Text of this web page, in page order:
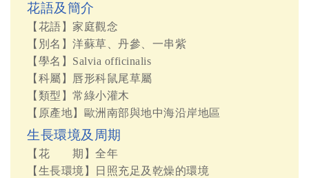
花語及簡介
【花語】家庭觀念
【別名】洋蘇草、丹參、一串紫
【學名】Salvia officinalis
【科屬】唇形科鼠尾草屬
【類型】常綠小灌木
【原產地】歐洲南部與地中海沿岸地區
生長環境及周期
【花 期】全年
【生長環境】日照充足及乾燥的環境